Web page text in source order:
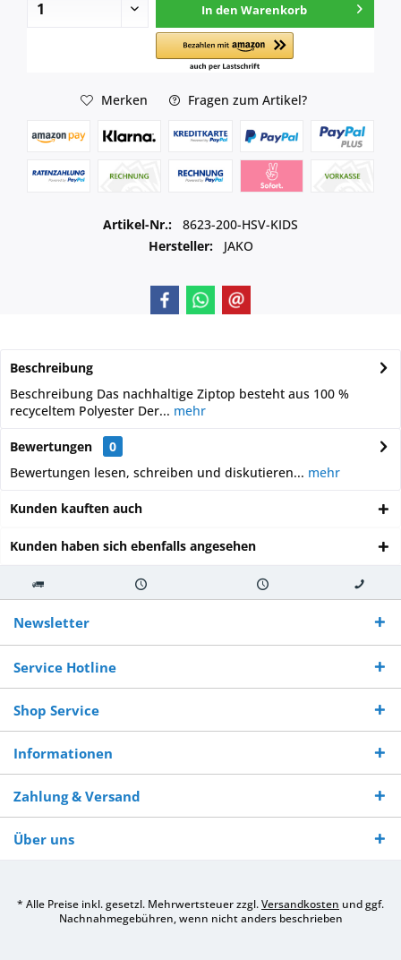
In den Warenkorb
Merken Fragen zum Artikel?
Artikel-Nr.:
8623-200-HSV-KIDS
Hersteller:
JAKO
Beschreibung
Beschreibung Das nachhaltige Ziptop besteht aus 100 %
recyceltem Polyester Der... mehr
Bewertungen
0
Bewertungen lesen, schreiben und diskutieren... mehr
Kunden kauften auch
Kunden haben sich ebenfalls angesehen
Kostenloser
Versand ab €
250,-
Versand innerhalb von Versand von So erreichen
Sie uns 0160
970 511 90
Newsletter
Service Hotline
Shop Service
Informationen
Zahlung & Versand
Über uns
* Alle Preise inkl. gesetzl. Mehrwertsteuer zzgl.Versandkosten und ggf.
Nachnahmegebühren, wenn nicht anders beschrieben